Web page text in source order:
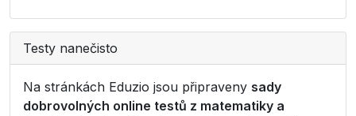
Testy nanečisto
Na stránkách Eduzio jsou připraveny sady
dobrovolných online testů z matematiky a